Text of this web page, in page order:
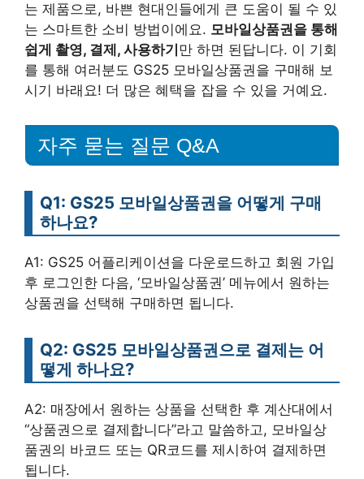
는 제품으로, 바쁜 현대인들에게 큰 도움이 될 수 있
는 스마트한 소비 방법이에요. 모바일상품권을 통해
쉽게 촬영, 결제, 사용하기 만 하면 된답니다. 이 기회
를 통해 여러분도 GS25 모바일상품권을 구매해 보
시기 바래요! 더 많은 혜택을 잡을 수 있을 거예요.
자주 묻는 질문 Q&A
Q1: GS25 모바일상품권을 어떻게 구매
하나요?
A1: GS25 어플리케이션을 다운로드하고 회원 가입
후 로그인한 다음, ‘모바일상품권’ 메뉴에서 원하는
상품권을 선택해 구매하면 됩니다.
Q2: GS25 모바일상품권으로 결제는 어
떻게 하나요?
A2: 매장에서 원하는 상품을 선택한 후 계산대에서
“상품권으로 결제합니다”라고 말씀하고, 모바일상
품권의 바코드 또는 QR코드를 제시하여 결제하면
됩니다.